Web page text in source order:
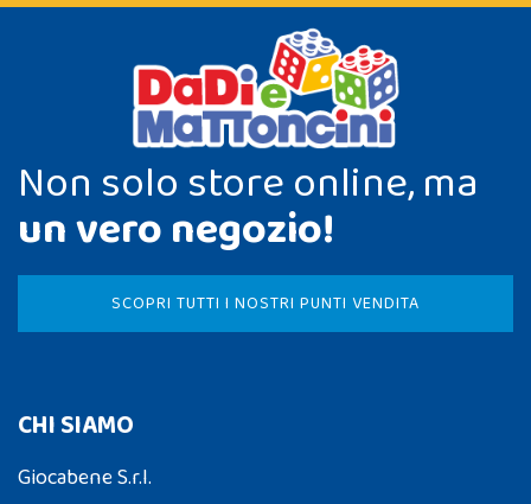
Non solo store online, ma
un vero negozio!
SCOPRI TUTTI I NOSTRI PUNTI VENDITA
CHI SIAMO
Giocabene S.r.l.